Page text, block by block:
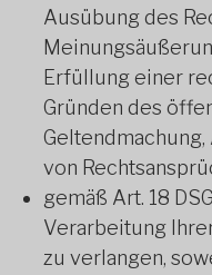
Ausübung des
Erfüllung einer
Gründen des
von
gemäß Art. 18
Verarbeitung
zu verlangen,